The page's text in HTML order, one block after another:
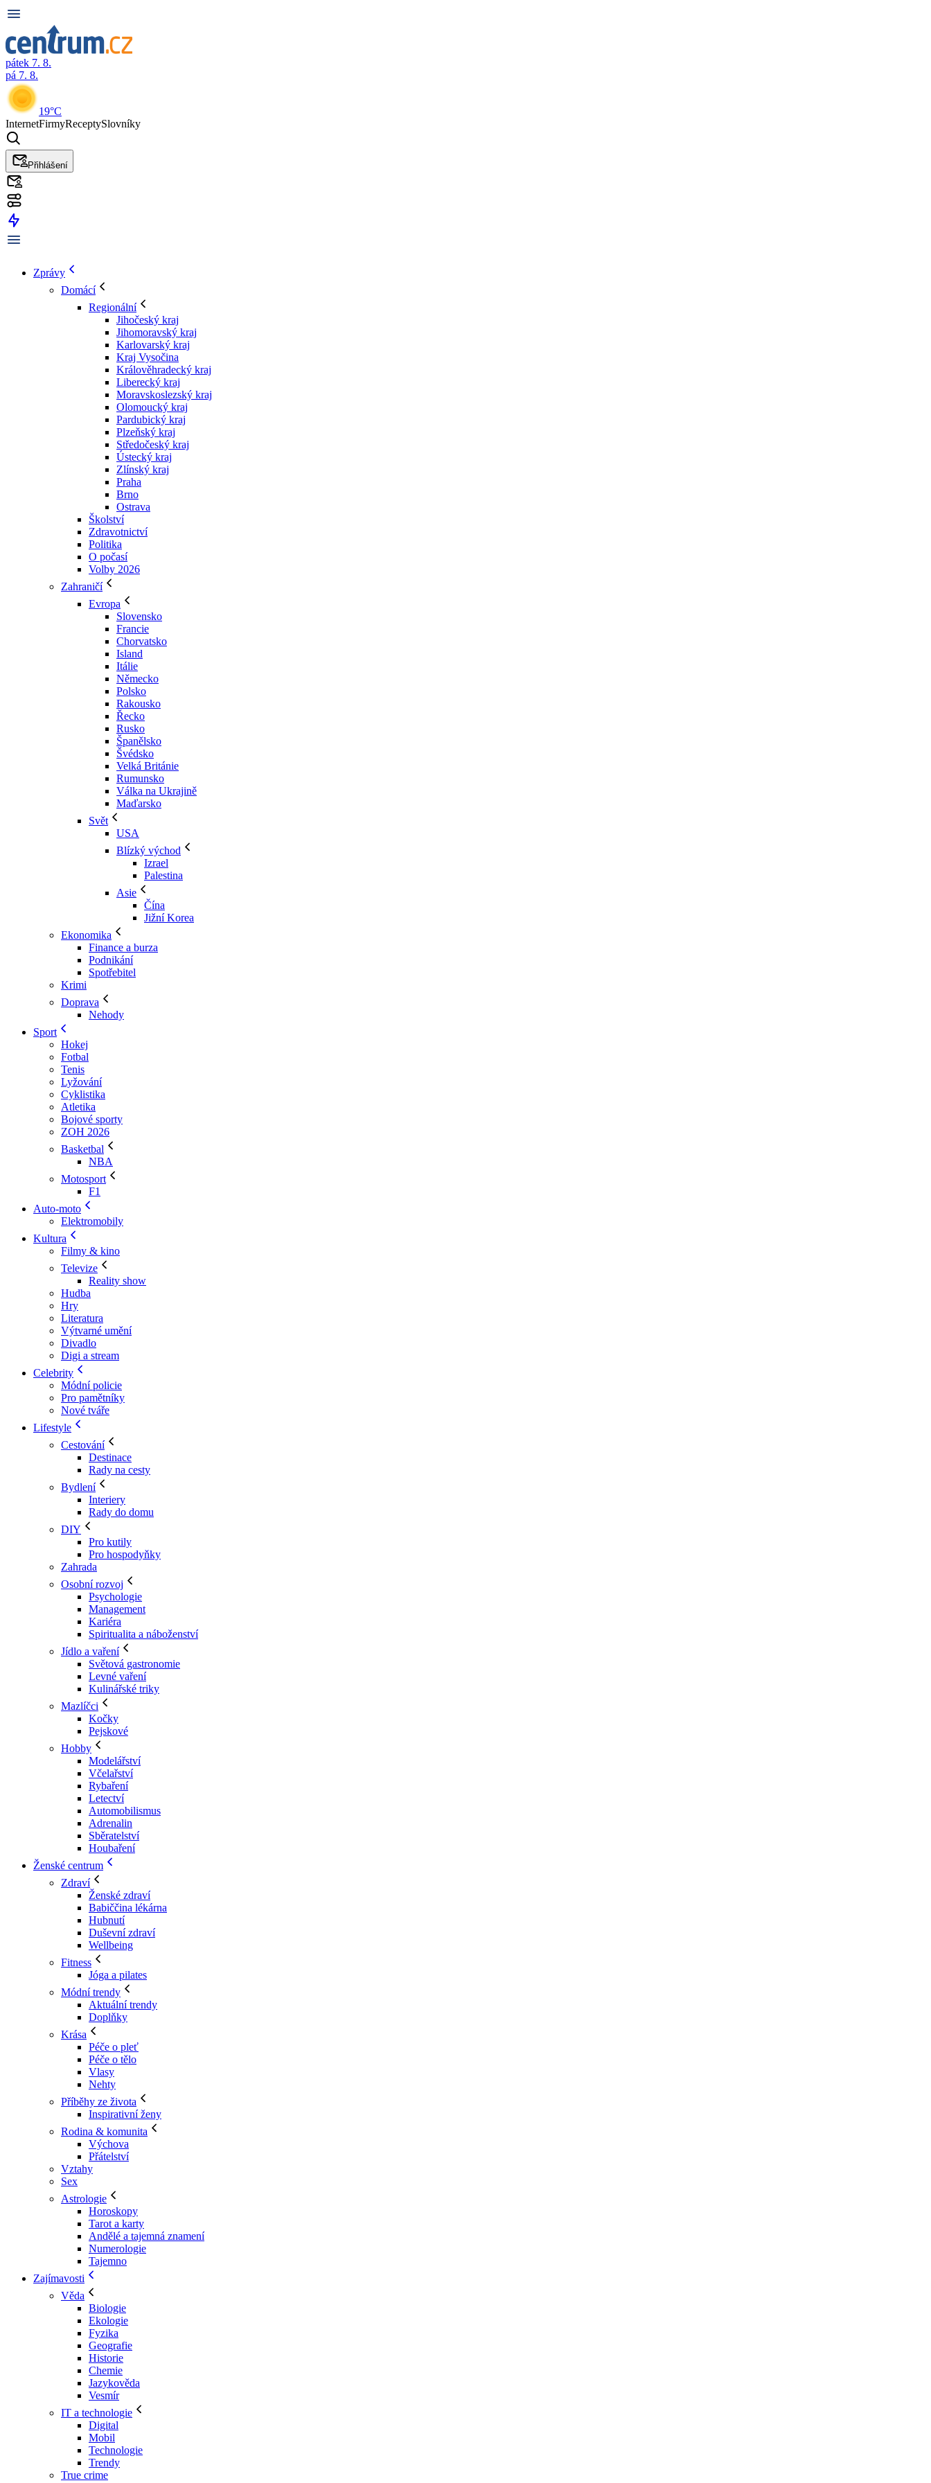
pátek 7. 8.
pá 7. 8.
19°C
InternetFirmyReceptySlovníky
Přihlášení
Zprávy
Domácí
Regionální
Jihočeský kraj
Jihomoravský kraj
Karlovarský kraj
Kraj Vysočina
Králověhradecký kraj
Liberecký kraj
Moravskoslezský kraj
Olomoucký kraj
Pardubický kraj
Plzeňský kraj
Středočeský kraj
Ústecký kraj
Zlínský kraj
Praha
Brno
Ostrava
Školství
Zdravotnictví
Politika
O počasí
Volby 2026
Zahraničí
Evropa
Slovensko
Francie
Chorvatsko
Island
Itálie
Německo
Polsko
Rakousko
Řecko
Rusko
Španělsko
Švédsko
Velká Británie
Rumunsko
Válka na Ukrajině
Maďarsko
Svět
USA
Blízký východ
Izrael
Palestina
Asie
Čína
Jižní Korea
Ekonomika
Finance a burza
Podnikání
Spotřebitel
Krimi
Doprava
Nehody
Sport
Hokej
Fotbal
Tenis
Lyžování
Cyklistika
Atletika
Bojové sporty
ZOH 2026
Basketbal
NBA
Motosport
F1
Auto-moto
Elektromobily
Kultura
Filmy & kino
Televize
Reality show
Hudba
Hry
Literatura
Výtvarné umění
Divadlo
Digi a stream
Celebrity
Módní policie
Pro pamětníky
Nové tváře
Lifestyle
Cestování
Destinace
Rady na cesty
Bydlení
Interiery
Rady do domu
DIY
Pro kutily
Pro hospodyňky
Zahrada
Osobní rozvoj
Psychologie
Management
Kariéra
Spiritualita a náboženství
Jídlo a vaření
Světová gastronomie
Levné vaření
Kulinářské triky
Mazlíčci
Kočky
Pejskové
Hobby
Modelářství
Včelařství
Rybaření
Letectví
Automobilismus
Adrenalin
Sběratelství
Houbaření
Ženské centrum
Zdraví
Ženské zdraví
Babiččina lékárna
Hubnutí
Duševní zdraví
Wellbeing
Fitness
Jóga a pilates
Módní trendy
Aktuální trendy
Doplňky
Krása
Péče o pleť
Péče o tělo
Vlasy
Nehty
Příběhy ze života
Inspirativní ženy
Rodina & komunita
Výchova
Přátelství
Vztahy
Sex
Astrologie
Horoskopy
Tarot a karty
Andělé a tajemná znamení
Numerologie
Tajemno
Zajímavosti
Věda
Biologie
Ekologie
Fyzika
Geografie
Historie
Chemie
Jazykověda
Vesmír
IT a technologie
Digital
Mobil
Technologie
Trendy
True crime